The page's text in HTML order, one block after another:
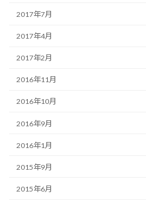
2017年7月
2017年4月
2017年2月
2016年11月
2016年10月
2016年9月
2016年1月
2015年9月
2015年6月